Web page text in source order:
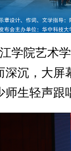
学院艺术
深沉，大
师生轻声跟